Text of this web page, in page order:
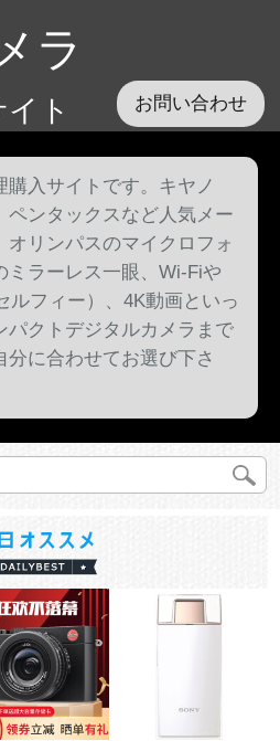
ラ
ト お問い合わせ
購入サイトです。キヤノ
ペンタックスなど人気メー
オリンパスのマイクロフォ
ミラーレス一眼、Wi-Fiや
ルフィー）、4K動画といっ
パクトデジタルカメラまで
分に合わせてお選び下さ